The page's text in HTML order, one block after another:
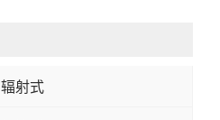
辐射式